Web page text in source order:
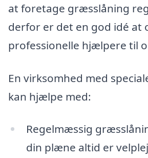
at foretage græsslåning
derfor er det en god idé at
professionelle hjælpere til
En virksomhed med
kan hjælpe med:
Regelmæssig
din plæne altid er